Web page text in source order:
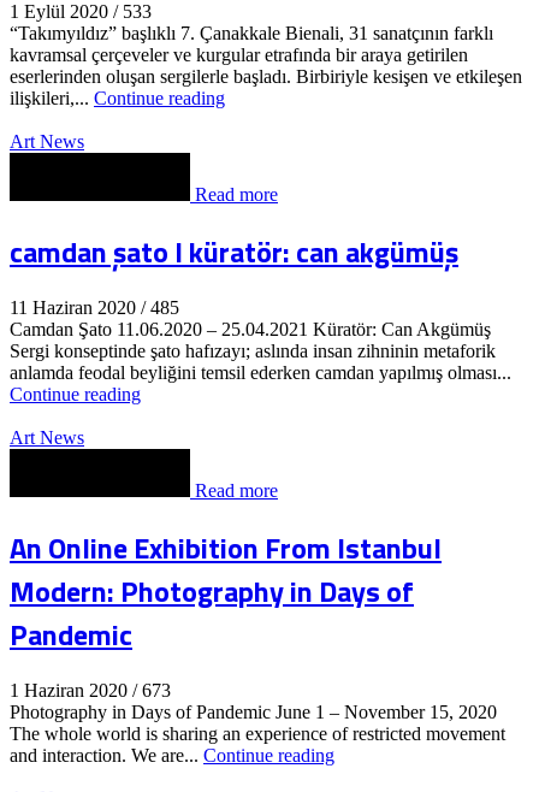
1 Eylül 2020 / 533
“Takımyıldız” başlıklı 7. Çanakkale Bienali, 31 sanatçının farklı
kavramsal çerçeveler ve kurgular etrafında bir araya getirilen
eserlerinden oluşan sergilerle başladı. Birbiriyle kesişen ve etkileşen
ilişkileri,... Continue reading
Art News
Read more
camdan şato l küratör: can akgümüş
11 Haziran 2020 / 485
Camdan Şato 11.06.2020 – 25.04.2021 Küratör: Can Akgümüş
Sergi konseptinde şato hafızayı; aslında insan zihninin metaforik
anlamda feodal beyliğini temsil ederken camdan yapılmış olması...
Continue reading
Art News
Read more
An Online Exhibition From Istanbul
Modern: Photography in Days of
Pandemic
1 Haziran 2020 / 673
Photography in Days of Pandemic June 1 – November 15, 2020
The whole world is sharing an experience of restricted movement
and interaction. We are... Continue reading